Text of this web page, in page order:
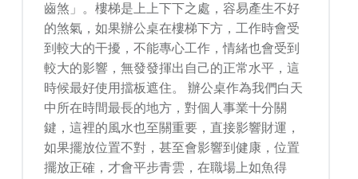
齒煞」。樓梯是上上下下之處，容易產生不好
的煞氣，如果辦公桌在樓梯下方，工作時會受
到較大的干擾，不能專心工作，情緒也會受到
較大的影響，無發發揮出自己的正常水平，這
時候最好使用擋板遮住。 辦公桌作為我們白天
中所在時間最長的地方，對個人事業十分關
鍵，這裡的風水也至關重要，直接影響財運，
如果擺放位置不對，甚至會影響到健康，位置
擺放正確，才會平步青雲，在職場上如魚得